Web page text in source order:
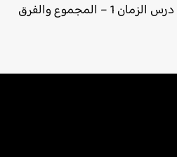
نقدم إليكم زوار موقع الشامل درس الزمان 1 – المجموع والفرق